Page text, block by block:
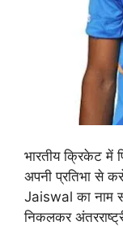
भारतीय क्रिकेट में
अपनी प्रतिभा से
Jaiswal का नाम
निकलकर